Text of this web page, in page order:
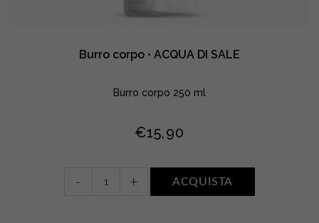
Burro corpo • ACQUA DI SALE
Burro corpo 250 ml
€15,90
- + ACQUISTA